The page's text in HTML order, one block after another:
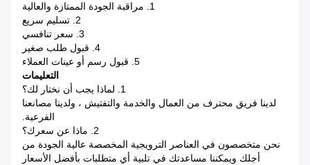
1. مراقبة الجودة الممتازة والعالية
2. تسليم سريع
3. سعر تنافسي
4. قبول طلب صغير
5. قبول رسم أو عينات العملاء
التعليمات
1. لماذا يجب أن نختار لك؟
لدينا فريق محترف من العمال والخدمة والتفتيش ، ولدينا مصانعنا
الفرعية.
2. ماذا عن سعرك؟
نحن متخصصون في العناصر الترويجية المخصصة عالية الجودة من
أجلك ويمكننا مساعدتك في تلبية أي متطلبات بأفضل الأسعار